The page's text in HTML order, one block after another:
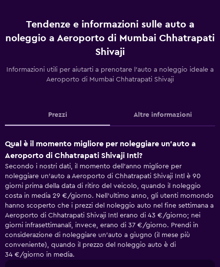
Tendenze e informazioni sulle auto a
noleggio a Aeroporto di Mumbai Chhatrapati
Shivaji
Informazioni utili per aiutarti a prenotare l'auto a noleggio ideale a
Aeroporto di Mumbai Chhatrapati Shivaji
Prezzi Altre informazioni
Qual è il momento migliore per noleggiare un'auto a
Aeroporto di Chhatrapati Shivaji Intl?
Secondo i nostri dati, il momento dell'anno migliore per
noleggiare un'auto a Aeroporto di Chhatrapati Shivaji Intl è 90
giorni prima della data di ritiro del veicolo, quando il noleggio
costa in media 29 €/giorno. Nell'ultimo anno, gli utenti momondo
hanno scoperto che i prezzi del noleggio auto nel fine settimana a
Aeroporto di Chhatrapati Shivaji Intl erano di 43 €/giorno; nei
giorni infrasettimanali, invece, erano di 37 €/giorno. Prendi in
considerazione di noleggiare un'auto a giugno (il mese più
conveniente), quando il prezzo del noleggio auto è di
34 €/giorno in media.